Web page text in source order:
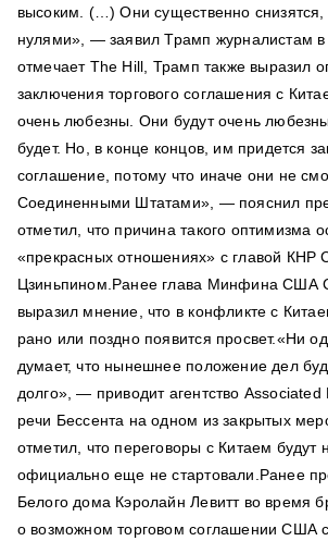
высоким. (…) Они существенно снизятся,
нулями», — заявил Трамп журналистам
отмечает The Hill, Трамп также выразил
заключения торгового соглашения с
очень любезны. Они будут очень
будет. Но, в конце концов, им придется
соглашение, потому что иначе они не
Соединенными Штатами», — пояснил
отметил, что причина такого оптимизма
«прекрасных отношениях» с главой КНР
Цзиньпином.Ранее глава Минфина США
выразил мнение, что в конфликте с
рано или поздно появится просвет.«Ни
думает, что нынешнее положение дел
долго», — приводит агентство
речи Бессента на одном из закрытых
отметил, что переговоры с Китаем будут
официально еще не стартовали.Ранее
Белого дома Кэролайн Левитт во время
о возможном торговом соглашении США